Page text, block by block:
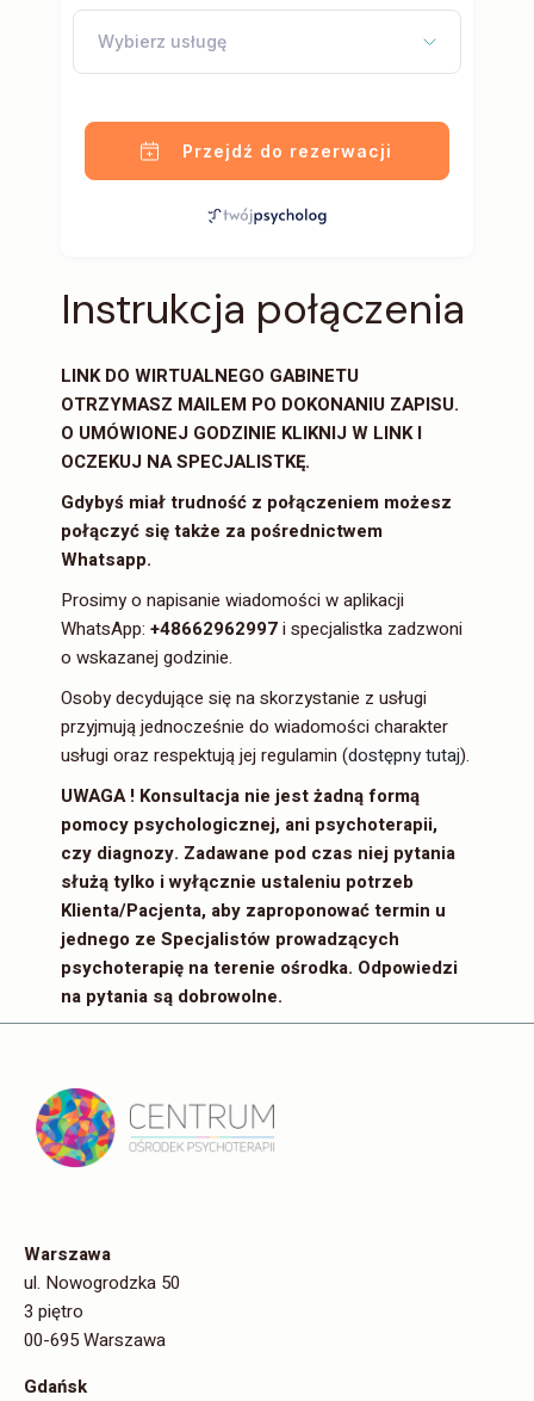
Wybierz usługę
Przejdź do rezerwacji
Instrukcja połączenia
LINK DO WIRTUALNEGO GABINETU
OTRZYMASZ MAILEM PO DOKONANIU ZAPISU.
O UMÓWIONEJ GODZINIE KLIKNIJ W LINK I
OCZEKUJ NA SPECJALISTKĘ.
Gdybyś miał trudność z połączeniem możesz
połączyć się także za pośrednictwem
Whatsapp.
Prosimy o napisanie wiadomości w aplikacji
WhatsApp:+48662962997i specjalistka zadzwoni
o wskazanej godzinie.
Osoby decydujące się na skorzystanie z usługi
przyjmują jednocześnie do wiadomości charakter
usługi oraz respektują jej regulamin (dostępny tutaj).
UWAGA ! Konsultacja nie jest żadną formą
pomocy psychologicznej, ani psychoterapii,
czy diagnozy. Zadawane pod czas niej pytania
służą tylko i wyłącznie ustaleniu potrzeb
Klienta/Pacjenta, aby zaproponować termin u
jednego ze Specjalistów prowadzących
psychoterapię na terenie ośrodka. Odpowiedzi
na pytania są dobrowolne.
Warszawa
ul. Nowogrodzka 50
3 piętro
00-695 Warszawa
Gdańsk